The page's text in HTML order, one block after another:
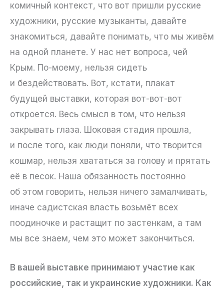
комичный контекст, что вот пришли русские
художники, русские музыканты, давайте
знакомиться, давайте понимать, что мы живём
на одной планете. У нас нет вопроса, чей
Крым. По-моему, нельзя сидеть
и бездействовать. Вот, кстати, плакат
будущей выставки, которая вот-вот-вот
откроется. Весь смысл в том, что нельзя
закрывать глаза. Шоковая стадия прошла,
и после того, как люди поняли, что творится
кошмар, нельзя хвататься за голову и прятать
её в песок. Наша обязанность постоянно
об этом говорить, нельзя ничего замалчивать,
иначе садистская власть возьмёт всех
поодиночке и растащит по застенкам, а там
мы все знаем, чем это может закончиться.
В вашей выставке принимают участие как
российские, так и украинские художники. Как